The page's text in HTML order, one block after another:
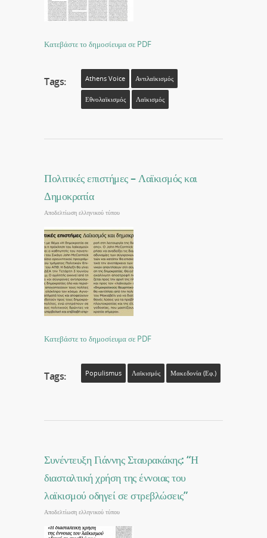
Κατεβάστε το δημοσίευμα σε PDF
Tags: Athens Voice Αντιλαϊκισμός
Εθνολαϊκισμός Λαϊκισμός
Πολιτικές επιστήμες – Λαϊκισμός και
Δημοκρατία
Αποδελτίωση ελληνικού τύπου
Κατεβάστε το δημοσίευμα σε PDF
Tags: Populismus Λαϊκισμός Μακεδονία (εφ.)
Συνέντευξη Γιάννης Σταυρακάκης: “Η
διασταλτική χρήση της έννοιας του
λαϊκισμού οδηγεί σε στρεβλώσεις”
Αποδελτίωση ελληνικού τύπου